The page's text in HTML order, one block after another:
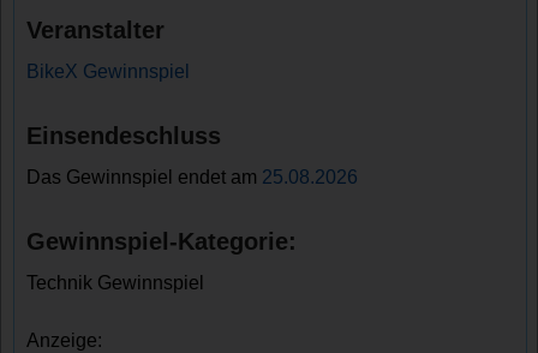
Veranstalter
BikeX Gewinnspiel
Einsendeschluss
Das Gewinnspiel endet am 25.08.2026
Gewinnspiel-Kategorie:
Technik Gewinnspiel
Anzeige: